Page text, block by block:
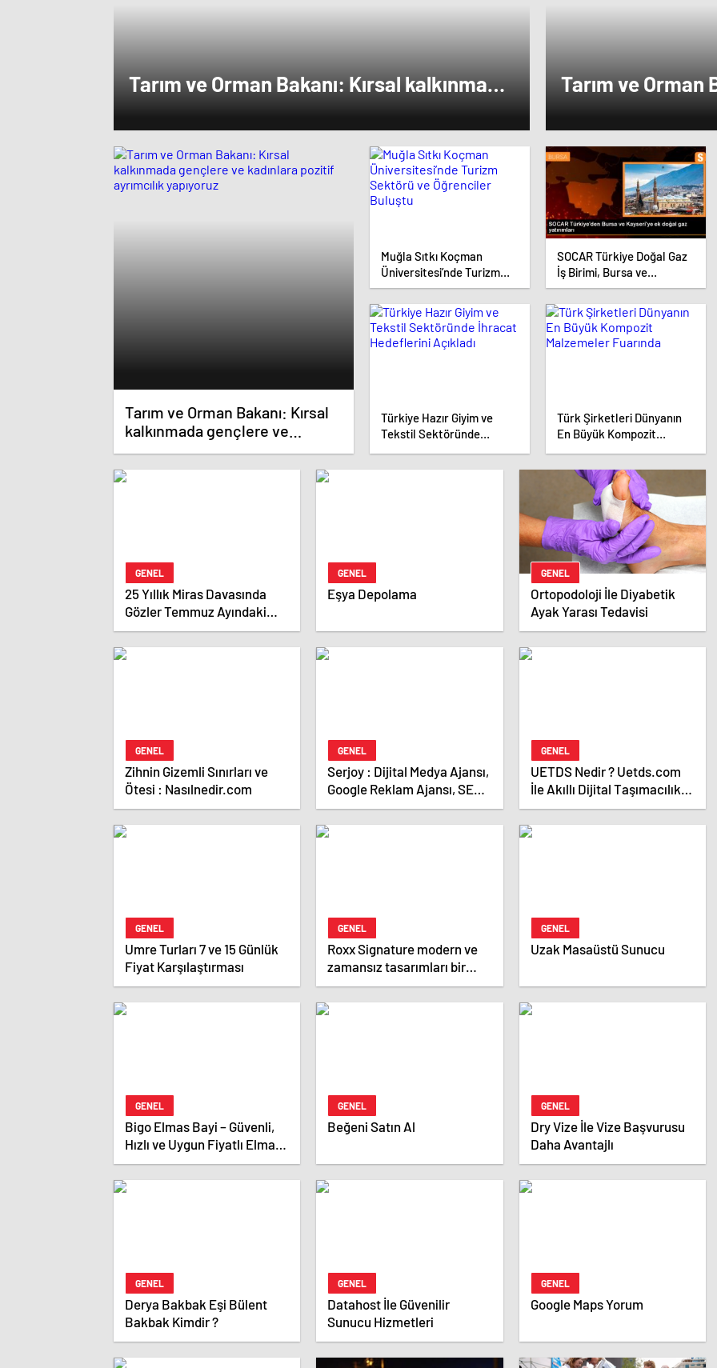
Tarım ve Orman Bakanı: Kırsal kalkınmada
gençlere ve kadınlara pozitif ayrımcılık
yapıyoruz
Tarım ve Orman
gençlere ve
yapıyoruz
Tarım ve Orman Bakanı: Kırsal
kalkınmada gençlere ve
kadınlara pozitif ayrımcılık
yapıyoruz
Muğla Sıtkı Koçman
Üniversitesi’nde Turizm
Sektörü ve Öğrenciler
Buluştu
SOCAR Türkiye Doğal Gaz
İş Birimi, Bursa ve
Kayseri’de Şebeke
Uzunluğunu Artıracak
Türkiye Hazır Giyim ve
Tekstil Sektöründe
Türk Şirketleri Dünyanın
En Büyük Kompozit
GENEL
25 Yıllık Miras Davasında
Gözler Temmuz Ayındaki
Karar Duruşmasına Çevrildi
GENEL
Eşya Depolama
GENEL
Ortopodoloji İle Diyabetik
Ayak Yarası Tedavisi
GENEL
Zihnin Gizemli Sınırları ve
Ötesi : Nasılnedir.com
GENEL
Serjoy : Dijital Medya Ajansı,
Google Reklam Ajansı, SEO
Ajansı ve Web Tasarım
Ajansı
GENEL
UETDS Nedir ? Uetds.com
İle Akıllı Dijital Taşımacılık
Yazılımı
GENEL
Umre Turları 7 ve 15 Günlük
Fiyat Karşılaştırması
GENEL
Roxx Signature modern ve
zamansız tasarımları bir
araya getiriyor
GENEL
Uzak Masaüstü Sunucu
GENEL
Bigo Elmas Bayi – Güvenli,
Hızlı ve Uygun Fiyatlı Elmas
Satın Almanın Yeni Adresi
GENEL
Beğeni Satın Al
GENEL
Dry Vize İle Vize Başvurusu
Daha Avantajlı
GENEL
Derya Bakbak Eşi Bülent
Bakbak Kimdir ?
GENEL
Datahost İle Güvenilir
Sunucu Hizmetleri
GENEL
Google Maps Yorum